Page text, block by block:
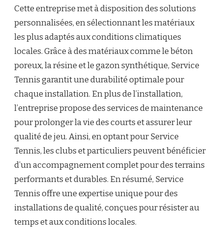
Cette entreprise met à disposition des solutions
personnalisées, en sélectionnant les matériaux
les plus adaptés aux conditions climatiques
locales. Grâce à des matériaux comme le béton
poreux, la résine et le gazon synthétique, Service
Tennis garantit une durabilité optimale pour
chaque installation. En plus de l’installation,
l’entreprise propose des services de maintenance
pour prolonger la vie des courts et assurer leur
qualité de jeu. Ainsi, en optant pour Service
Tennis, les clubs et particuliers peuvent bénéficier
d’un accompagnement complet pour des terrains
performants et durables. En résumé, Service
Tennis offre une expertise unique pour des
installations de qualité, conçues pour résister au
temps et aux conditions locales.